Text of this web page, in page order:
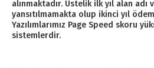
alınmaktadır. Üstelik ilk yıl alan
yansıtılmamakta olup ikinci yıl
Yazılımlarımız Page Speed skoru
sistemlerdir.